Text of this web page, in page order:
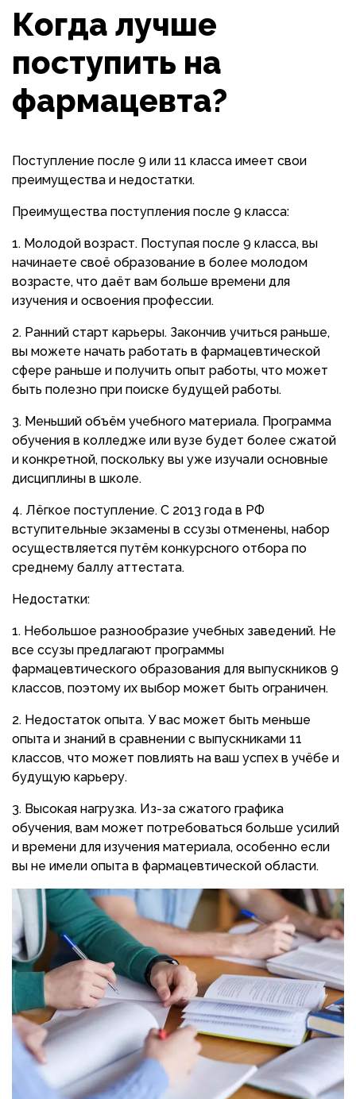
Когда лучше
поступить на
фармацевта?
Поступление после 9 или 11 класса имеет свои
преимущества и недостатки.
Преимущества поступления после 9 класса:
Молодой возраст. Поступая после 9 класса, вы
начинаете своё образование в более молодом
возрасте, что даёт вам больше времени для
изучения и освоения профессии.
Ранний старт карьеры. Закончив учиться раньше,
вы можете начать работать в фармацевтической
сфере раньше и получить опыт работы, что может
быть полезно при поиске будущей работы.
Меньший объём учебного материала. Программа
обучения в колледже или вузе будет более сжатой
и конкретной, поскольку вы уже изучали основные
дисциплины в школе.
Лёгкое поступление. С 2013 года в РФ
вступительные экзамены в ссузы отменены, набор
осуществляется путём конкурсного отбора по
среднему баллу аттестата.
Недостатки:
Небольшое разнообразие учебных заведений. Не
все ссузы предлагают программы
фармацевтического образования для выпускников 9
классов, поэтому их выбор может быть ограничен.
Недостаток опыта. У вас может быть меньше
опыта и знаний в сравнении с выпускниками 11
классов, что может повлиять на ваш успех в учёбе и
будущую карьеру.
Высокая нагрузка. Из-за сжатого графика
обучения, вам может потребоваться больше усилий
и времени для изучения материала, особенно если
вы не имели опыта в фармацевтической области.